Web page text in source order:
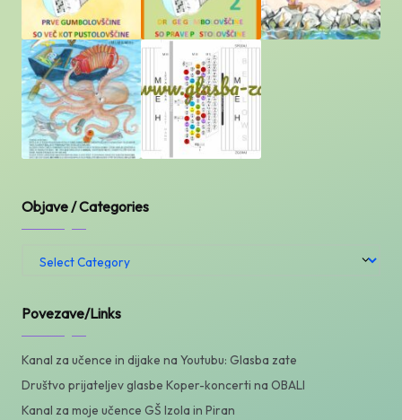
Objave / Categories
Objave
Povezave/Links
Kanal za učence in dijake na Youtubu: Glasba zate
Društvo prijateljev glasbe Koper-koncerti na OBALI
Kanal za moje učence GŠ Izola in Piran